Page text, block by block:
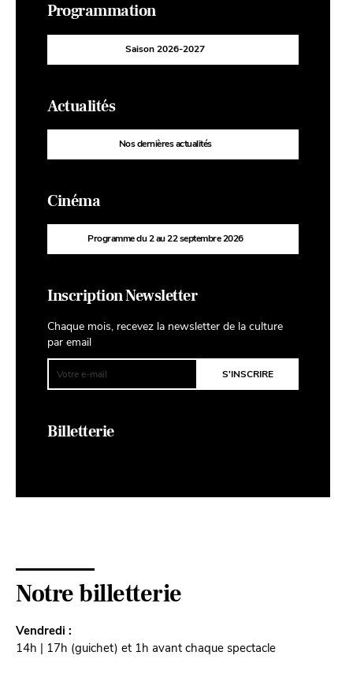
Programmation
Saison 2026-2027
Actualités
Nos dernières actualités
Cinéma
Programme du 2 au 22 septembre 2026
Inscription Newsletter
Chaque mois, recevez la newsletter de la culture
par email
Billetterie
Notre billetterie
Vendredi :
14h | 17h (guichet) et 1h avant chaque spectacle